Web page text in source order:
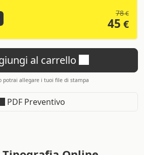
78€
45 €
al carrello
potrai allegare i tuoi file di stampa
PDF Preventivo